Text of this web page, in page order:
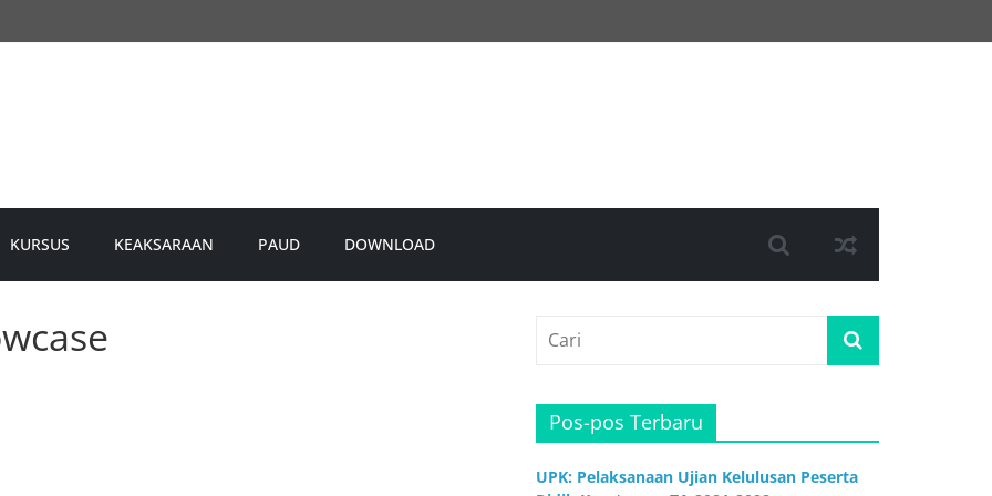
KURSUS KEAKSARAAN PAUD DOWNLOAD
Pos-pos Terbaru
UPK: Pelaksanaan Ujian Kelulusan Peserta